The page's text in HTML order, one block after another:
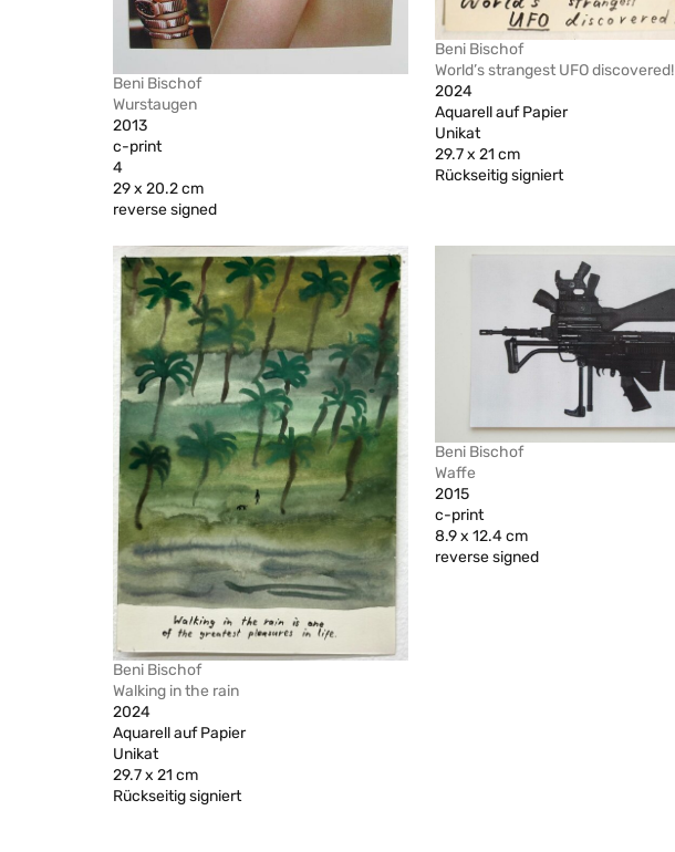
Beni Bischof
Wurstaugen
2013
c-print
4
29 x 20.2 cm
reverse signed
Beni Bischof
World’s strangest UFO discovered!
2024
Aquarell auf Papier
Unikat
29.7 x 21 cm
Rückseitig signiert
Beni Bischof
Walking in the rain
2024
Aquarell auf Papier
Unikat
29.7 x 21 cm
Rückseitig signiert
Beni Bischof
Waffe
2015
c-print
8.9 x 12.4 cm
reverse signed